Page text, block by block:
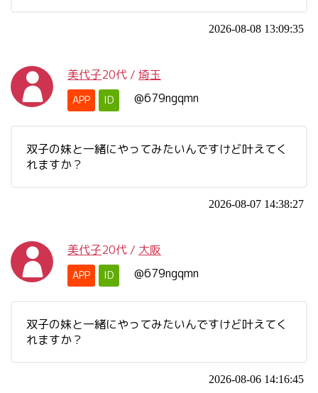
2026-08-08 13:09:35
美代子20代 / 埼玉
APP ID @679ngqmn
双子の妹と一緒にやってみたいんですけど叶えてく
れますか？
2026-08-07 14:38:27
美代子20代 / 大阪
APP ID @679ngqmn
双子の妹と一緒にやってみたいんですけど叶えてく
れますか？
2026-08-06 14:16:45